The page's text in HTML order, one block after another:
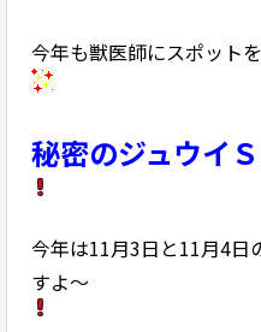
今年も獣医師にスポット
秘密のジュウイ
今年は11月3日と11月4日
すよ～